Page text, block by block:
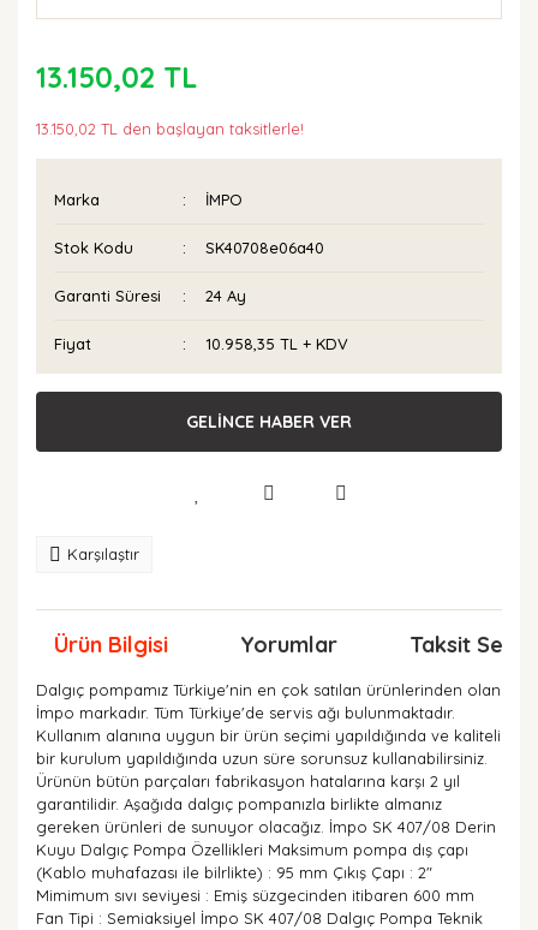
13.150,02 TL
13.150,02 TL den başlayan taksitlerle!
Marka İMPO
Stok Kodu SK40708e06a40
Garanti Süresi 24 Ay
Fiyat 10.958,35 TL + KDV
GELİNCE HABER VER
Karşılaştır
Ürün Bilgisi Yorumlar Taksit
Dalgıç pompamız Türkiye'nin en çok satılan ürünlerinden olan
İmpo markadır. Tüm Türkiye'de servis ağı bulunmaktadır.
Kullanım alanına uygun bir ürün seçimi yapıldığında ve kaliteli
bir kurulum yapıldığında uzun süre sorunsuz kullanabilirsiniz.
Ürünün bütün parçaları fabrikasyon hatalarına karşı 2 yıl
garantilidir. Aşağıda dalgıç pompanızla birlikte almanız
gereken ürünleri de sunuyor olacağız. İmpo SK 407/08 Derin
Kuyu Dalgıç Pompa Özellikleri Maksimum pompa dış çapı
(Kablo muhafazası ile bilrlikte) : 95 mm Çıkış Çapı : 2"
Mimimum sıvı seviyesi : Emiş süzgecinden itibaren 600 mm
Fan Tipi : Semiaksiyel İmpo SK 407/08 Dalgıç Pompa Teknik